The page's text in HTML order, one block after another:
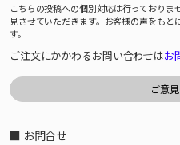
こちらの投稿への個別対応は行っており
見させていただきます。お客様の声をもと
す。
ご注文にかかわるお問い合わせはお
■ お問合せ